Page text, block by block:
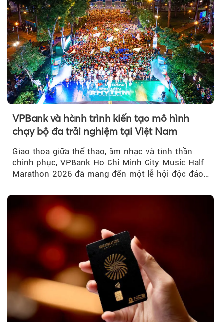
VPBank và hành trình kiến tạo mô hình
chạy bộ đa trải nghiệm tại Việt Nam
Giao thoa giữa thể thao, âm nhạc và tinh thần
chinh phục, VPBank Ho Chi Minh City Music Half
Marathon 2026 đã mang đến một lễ hội độc đáo